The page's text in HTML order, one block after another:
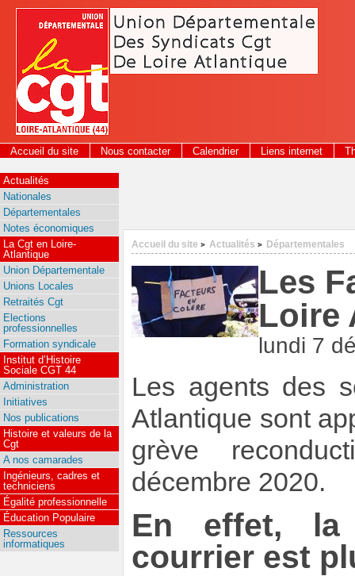
Panneau de gestion des cookies
Accueil du site Nous contacter Calendrier Liens internet
2026
Accueil du site > Actualités > Départementales
Les
Loire
lundi 7
Les agents des
Atlantique sont
grève
décembre 2020.
En effet, la
courrier est
Actualités
Nationales
Départementales
Notes économiques
La Cgt en Loire-
Atlantique
Union Départementale
Unions Locales
Retraités Cgt
Elections
professionnelles
Formation syndicale
Institut d’Histoire
Sociale CGT 44
Administration
Initiatives
Nos publications
Histoire et valeurs de la
Cgt
A nos camarades
Ingénieurs, cadres et
techniciens
Égalité professionnelle
Éducation Populaire
Ressources
informatiques